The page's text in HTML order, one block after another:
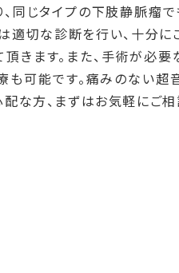
、同じタイプの下肢静脈瘤
は適切な診断を行い、十分
頂きます。また、手術が必
も可能です。痛みのない
配な方、まずはお気軽にご